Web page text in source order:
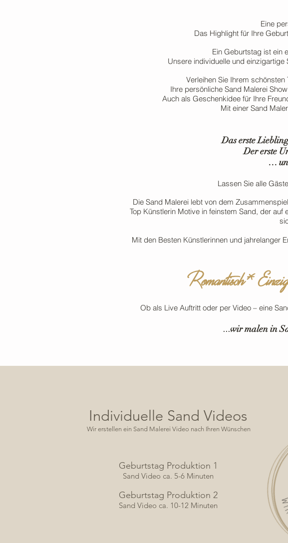
Eine
Das Highlight für Ihre
Ein Geburtstag ist ein
Unsere individuelle und einzigartige
Verleihen Sie Ihrem
Ihre persönliche Sand Malerei
Auch als Geschenkidee für Ihre
Mit einer Sand
Das erste
Der erste
…
Lassen Sie alle
Die Sand Malerei lebt von dem
Top Künstlerin Motive in feinstem Sand, der
Mit den Besten Künstlerinnen und jahrelanger
Romantisch*
Ob als Live Auftritt oder per Video – eine
…wir malen in
Individuelle Sand Videos
Wir erstellen ein Sand Malerei Video nach Ihren Wünschen
Geburtstag Produktion 1
Sand Video ca. 5-6 Minuten
Geburtstag Produktion 2
Sand Video ca. 10-12 Minuten